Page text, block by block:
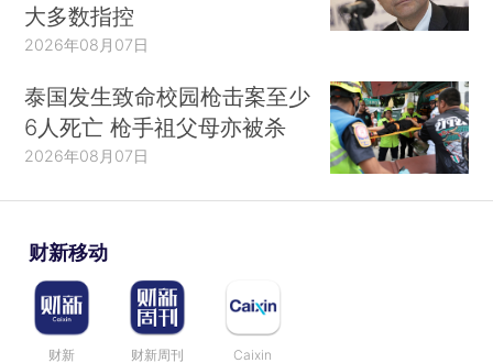
大多数指控
2026年08月07日
泰国发生致命校园枪击案至少
6人死亡 枪手祖父母亦被杀
2026年08月07日
财新移动
财新 财新周刊 Caixin